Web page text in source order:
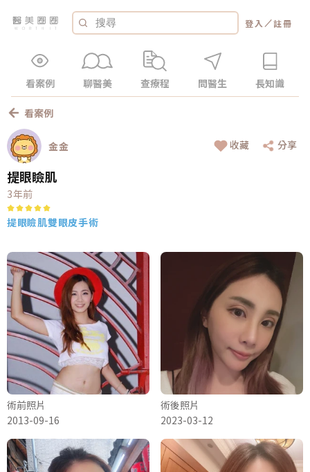
登入 ／註冊
看案例 聊醫美 查療程 問醫生 長知識
看案例
金金 收藏 分享
提眼瞼肌
3年前
提眼瞼肌雙眼皮手術
術前照片
2013-09-16
術後照片
2023-03-12